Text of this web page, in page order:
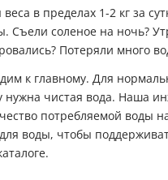
веса в пределах 1-2 кг за
Съели соленое на ночь?
Потеряли много
к главному. Для
чистая вода. Наша
потребляемой воды
воды, чтобы